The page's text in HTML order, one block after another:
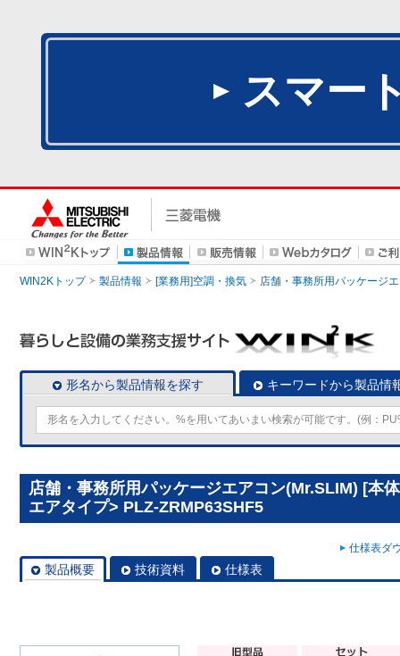
スマー
WIN2Kトップ 製品情報 [業務用]空調・換気 店舗・事務所用パッケージ
形名から製品情報を探す キーワードから製品情
店舗・事務所用パッケージエアコン(Mr.SLIM) [本
エアタイプ> PLZ-ZRMP63SHF5
仕様表ダ
製品概要 技術資料 仕様表